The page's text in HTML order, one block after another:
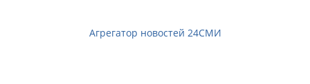
Агрегатор новостей 24СМИ